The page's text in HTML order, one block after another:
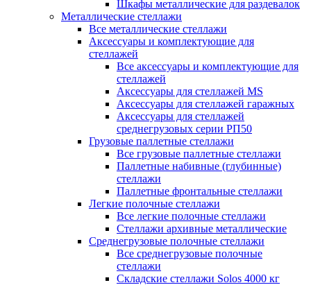
Шкафы металлические для раздевалок
Металлические стеллажи
Все металлические стеллажи
Аксессуары и комплектующие для
стеллажей
Все аксессуары и комплектующие для
стеллажей
Аксессуары для стеллажей MS
Аксессуары для стеллажей гаражных
Аксессуары для стеллажей
среднегрузовых серии РП50
Грузовые паллетные стеллажи
Все грузовые паллетные стеллажи
Паллетные набивные (глубинные)
стеллажи
Паллетные фронтальные стеллажи
Легкие полочные стеллажи
Все легкие полочные стеллажи
Стеллажи архивные металлические
Среднегрузовые полочные стеллажи
Все среднегрузовые полочные
стеллажи
Складские стеллажи Solos 4000 кг